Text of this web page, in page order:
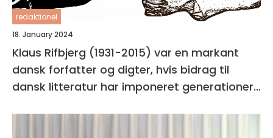
redaktionel
18. January 2024
Klaus Rifbjerg (1931-2015) var en markant
dansk forfatter og digter, hvis bidrag til
dansk litteratur har imponeret generationer